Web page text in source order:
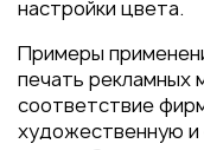
настройки цвета.
Примеры
печать рекламных
соответствие
художественную